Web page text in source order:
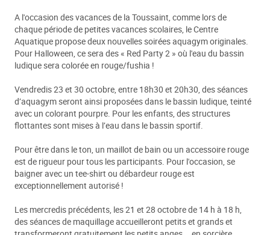
A l'occasion des vacances de la Toussaint, comme lors de
chaque période de petites vacances scolaires, le Centre
Aquatique propose deux nouvelles soirées aquagym originales.
Pour Halloween, ce sera des « Red Party 2 » où l'eau du bassin
ludique sera colorée en rouge/fushia !
Vendredis 23 et 30 octobre, entre 18h30 et 20h30, des séances
d’aquagym seront ainsi proposées dans le bassin ludique, teinté
avec un colorant pourpre. Pour les enfants, des structures
flottantes sont mises à l’eau dans le bassin sportif.
Pour être dans le ton, un maillot de bain ou un accessoire rouge
est de rigueur pour tous les participants. Pour l'occasion, se
baigner avec un tee-shirt ou débardeur rouge est
exceptionnellement autorisé !
Les mercredis précédents, les 21 et 28 octobre de 14 h à 18 h,
des séances de maquillage accueilleront petits et grands et